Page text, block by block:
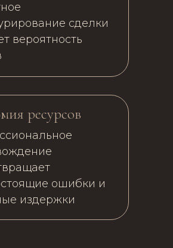
ресурсов
ошибки и
издержки
сделки
вероятность